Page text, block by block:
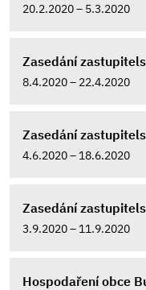
20.2.2020 – 5.3.2020
Zasedání
8.4.2020 – 22.4.2020
Zasedání
4.6.2020 – 18.6.2020
Zasedání
3.9.2020 – 11.9.2020
Hospodaření obce